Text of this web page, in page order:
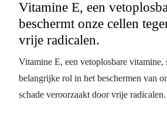
Vitamine E, een
beschermt onze cellen
vrije radicalen.
Vitamine E, een vetoplosbare vitamine,
belangrijke rol in het beschermen van
schade veroorzaakt door vrije radicalen.